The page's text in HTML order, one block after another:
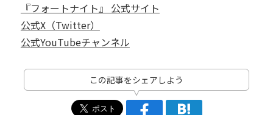
『フォートナイト』 公式サイト
公式X（Twitter）
公式YouTubeチャンネル
この記事をシェアしよう